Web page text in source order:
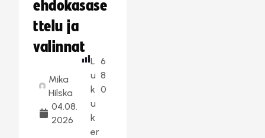
ehdokasase
ttelu ja
valinnat
Mika
Hilska
04.08.
2026
L
u
k
u
k
er
6
8
0